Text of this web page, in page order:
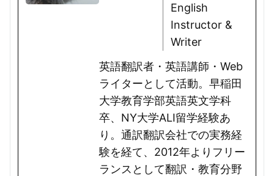
English
Instructor &
Writer
英語翻訳者・英語講師・Web
ライターとして活動。早稲田
大学教育学部英語英文学科
卒、NY大学ALI留学経験あ
り。通訳翻訳会社での実務経
験を経て、2012年よりフリー
ランスとして翻訳・教育分野